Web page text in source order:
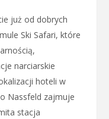
już od dobrych
Ski Safari, które
narciarskie
hoteli w
Nassfeld zajmuje
stacja